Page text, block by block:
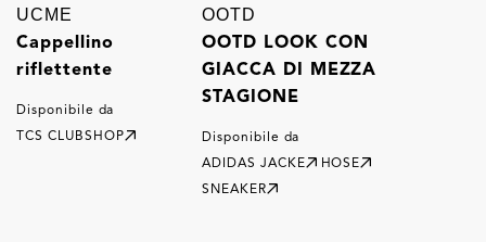
UCME
Cappellino
riflettente
Disponibile da
TCS CLUBSHOP
OOTD
OOTD LOOK CON
GIACCA DI MEZZA
STAGIONE
Disponibile da
ADIDAS JACKE
HOSE
SNEAKER